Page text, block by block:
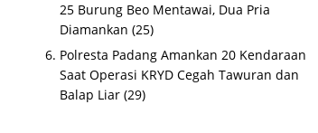
25 Burung Beo Mentawai, Dua Pria
Diamankan (25)
Polresta Padang Amankan 20 Kendaraan
Saat Operasi KRYD Cegah Tawuran dan
Balap Liar (29)